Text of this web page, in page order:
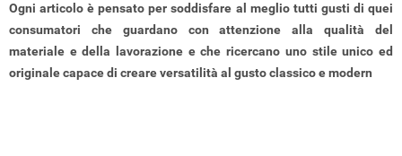
Ogni articolo è pensato per soddisfare al meglio tutti gusti di quei
consumatori che guardano con attenzione alla qualità del
materiale e della lavorazione e che ricercano uno stile unico ed
originale capace di creare versatilità al gusto classico e modern